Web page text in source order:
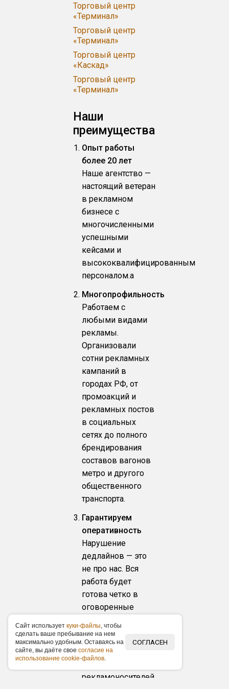
Торговый центр
«Терминал»
Торговый центр
«Терминал»
Торговый центр
«Каскад»
Торговый центр
«Терминал»
Наши
преимущества
Опыт работы
более 20 лет
Наше агентство —
настоящий ветеран
в рекламном
бизнесе с
многочисленными
успешными
кейсами и
высококвалифицированным
персоналом.a
Многопрофильность
Работаем с
любыми видами
рекламы.
Организовали
сотни рекламных
кампаний в
городах РФ, от
промоакций и
рекламных постов
в социальных
сетях до полного
брендирования
составов вагонов
метро и другого
общественного
транспорта.
Гарантируем
оперативность
Нарушение
дедлайнов — это
не про нас. Вся
работа будет
готова четко в
оговоренные
Низкие цены
За счет наличия
объемной базы
рекламоносителей
Caйт иcпoльзуeт куки-фaйлы, чтoбы
cдeлaть вaшe пpeбывaниe нa нeм
мaкcимaльнo удoбным. Ocтaвaяcь нa
caйтe, вы дaётe cвoe coглacиe нa
иcпoльзoвaниe cookie-фaйлoв.
СОГЛАСЕН